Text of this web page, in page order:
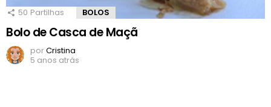
50 Partilhas BOLOS
Bolo de Casca de Maçã
porCristina
5 anos atrás